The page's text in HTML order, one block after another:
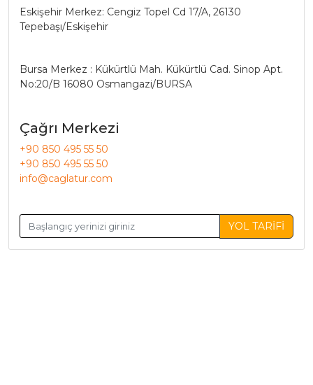
Eskişehir Merkez: Cengiz Topel Cd 17/A, 26130
Tepebaşı/Eskişehir
Bursa Merkez : Kükürtlü Mah. Kükürtlü Cad. Sinop Apt.
No:20/B 16080 Osmangazi/BURSA
Çağrı Merkezi
+90 850 495 55 50
+90 850 495 55 50
info@caglatur.com
YOL TARİFİ